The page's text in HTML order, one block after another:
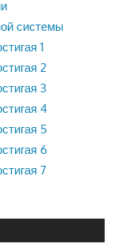
системы
1
2
3
4
5
6
7